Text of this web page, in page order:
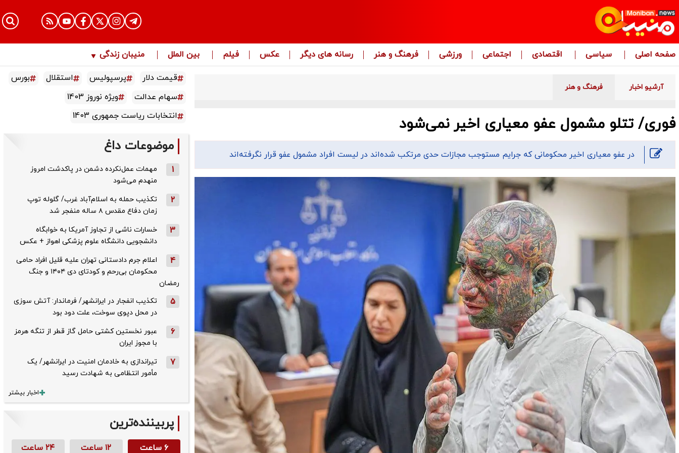
صفحه اصلی سیاسی اقتصادی اجتماعی ورزشی فرهنگ و هنر رسانه های دیگر عکس فیلم بین الملل منیبان زندگی
آرشیو اخبار فرهنگ و هنر
فوری/ تتلو مشمول عفو معیاری اخیر نمی‌شود
​در عفو معیاری اخیر محکومانی که جرایم مستوجب مجازات حدی مرتکب شده‌اند در لیست افراد مشمول عفو قرار نگرفته‌اند
قیمت دلار پرسپولیس استقلال
بورس
سهام عدالت
ویژه نوروز 1403
انتخابات ریاست جمهوری 1403
موضوعات داغ
1
مهمات عمل‌نکرده دشمن در پاکدشت امروز
منهدم می‌شود
2
تکذیب حمله به اسلام‌آباد غرب/ گلوله توپ
زمان دفاع مقدس ۸ ساله منفجر شد
3
خسارات ناشی از تجاوز آمریکا به خوابگاه
دانشجویی دانشگاه علوم پزشکی اهواز + عکس
4
اعلام جرم دادستانی تهران علیه قلیل افراد حامی
محکومان بی‌رحم و کودتای دی‌ ۱۴۰۴ و جنگ
رمضان
5
تکذیب ‌انفجار در ایرانشهر/ فرماندار: آتش سوزی
در محل دپوی سوخت، علت دود بود
6
عبور نخستین کشتی حامل گاز قطر از تنگه هرمز
با مجوز ایران
7
تیراندازی به خادمان امنیت در ایرانشهر/ یک
مأمور انتظامی به شهادت رسید
اخبار بیشتر
پربیننده‌ترین
۶ ساعت ۱۲ ساعت ۲۴ ساعت